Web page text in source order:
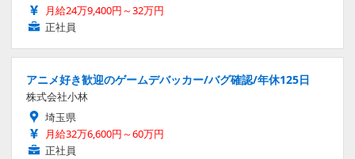
月給24万9,400円～32万円
正社員
アニメ好き歓迎のゲームデバッカー/バグ確認/年休125日
株式会社小林
埼玉県
月給32万6,600円～60万円
正社員